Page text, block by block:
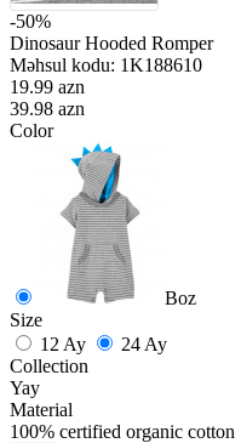
-50%
Dinosaur Hooded Romper
Məhsul kodu: 1K188610
19.99 azn
39.98 azn
Color
Boz
Size
12 Ay
24 Ay
Collection
Yay
Material
100% certified organic cotton